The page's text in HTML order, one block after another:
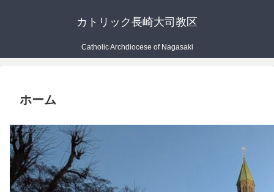
カトリック長崎大司教区
Catholic Archdiocese of Nagasaki
ホーム